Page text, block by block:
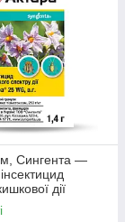
з
товарами.
у
доступні.
досвід
Сингента —
дії